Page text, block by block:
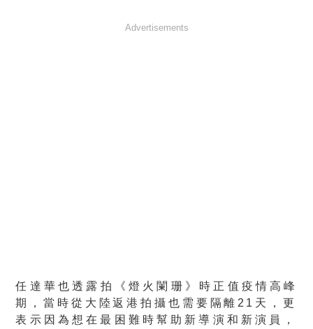
Advertisements
任達華也透露拍《燈火闌珊》時正值疫情高峰
期，當時從大陸返港拍攝也需要隔離21天，更
表示因為想在最困難時幫助新導演和新演員，